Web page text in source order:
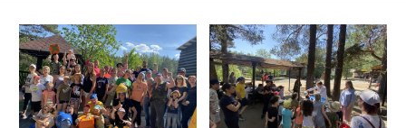
История
Социальная политика
Отзывы